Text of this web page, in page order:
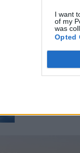
I want
of my
was
Opted